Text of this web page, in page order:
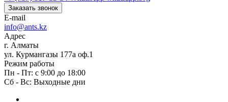
Заказать звонок
E-mail
info@ants.kz
Адрес
г. Алматы
ул. Курмангазы 177а оф.1
Режим работы
Пн - Пт: с 9:00 до 18:00
Сб - Вс: Выходные дни